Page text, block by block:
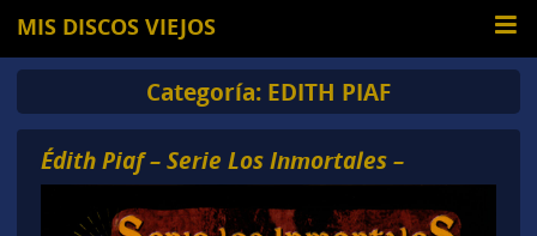
MIS DISCOS VIEJOS
Categoría: EDITH PIAF
Édith Piaf – Serie Los Inmortales –